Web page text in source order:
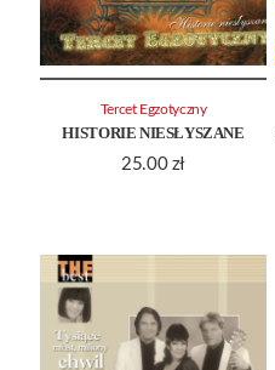
HISTORIE NIESŁYSZANE
25.00 zł
Tercet Egzotyczny